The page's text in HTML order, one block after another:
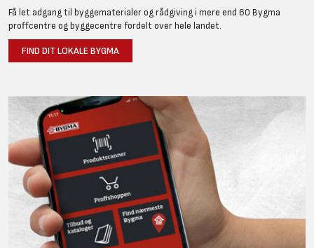
Få let adgang til byggematerialer og rådgiving i mere end 60 Bygma
proffcentre og byggecentre fordelt over hele landet.
FIND DIT LOKALE BYGMA